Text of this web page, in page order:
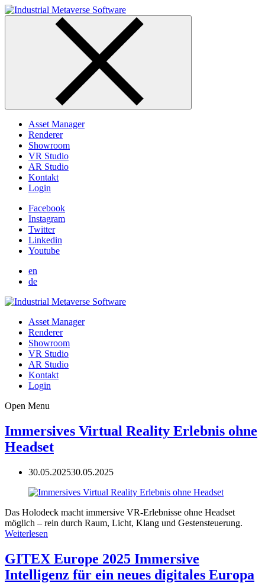
Skip
to
Asset Manager
Renderer
Showroom
VR Studio
AR Studio
Kontakt
Login
Facebook
Instagram
Twitter
Linkedin
Youtube
en
de
Asset Manager
Renderer
Showroom
VR Studio
AR Studio
Kontakt
Login
Open Menu
Immersives Virtual Reality Erlebnis ohne
Headset
30.05.202530.05.2025
Das Holodeck macht immersive VR-Erlebnisse ohne Headset
möglich – rein durch Raum, Licht, Klang und Gestensteuerung.
Weiterlesen
GITEX Europe 2025 Immersive
Intelligenz für ein neues digitales Europa